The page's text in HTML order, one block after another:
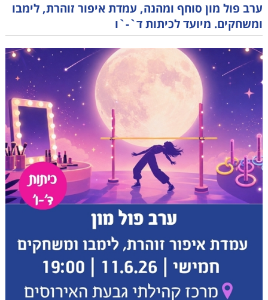
ערב פול מון סוחף ומהנה, עמדת איפור זוהרת, לימבו
ומשחקים. מיועד לכיתות ד`-`ו